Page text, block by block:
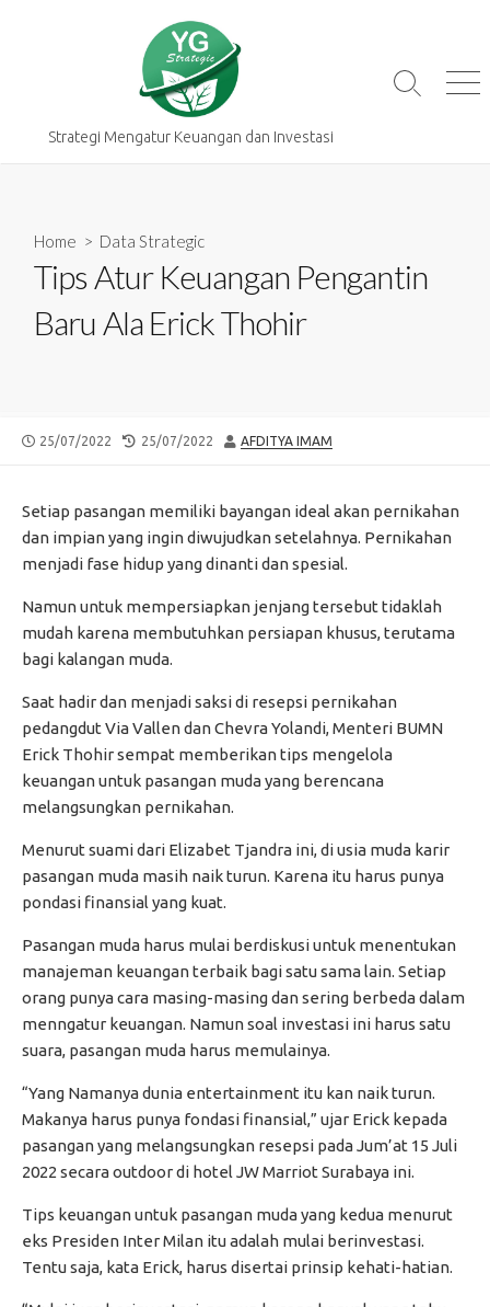
Strategi Mengatur Keuangan dan Investasi
Search
Home > Data Strategic
Tips Atur Keuangan Pengantin
Baru Ala Erick Thohir
PUBLISHED
25/07/2022
LAST
25/07/2022 AUTHOR
AFDITYA IMAM
Setiap pasangan memiliki bayangan ideal akan pernikahan
dan impian yang ingin diwujudkan setelahnya. Pernikahan
menjadi fase hidup yang dinanti dan spesial.
Namun untuk mempersiapkan jenjang tersebut tidaklah
mudah karena membutuhkan persiapan khusus, terutama
bagi kalangan muda.
Saat hadir dan menjadi saksi di resepsi pernikahan
pedangdut Via Vallen dan Chevra Yolandi, Menteri BUMN
Erick Thohir sempat memberikan tips mengelola
keuangan untuk pasangan muda yang berencana
melangsungkan pernikahan.
Menurut suami dari Elizabet Tjandra ini, di usia muda karir
pasangan muda masih naik turun. Karena itu harus punya
pondasi finansial yang kuat.
Pasangan muda harus mulai berdiskusi untuk menentukan
manajeman keuangan terbaik bagi satu sama lain. Setiap
orang punya cara masing-masing dan sering berbeda dalam
menngatur keuangan. Namun soal investasi ini harus satu
suara, pasangan muda harus memulainya.
“Yang Namanya dunia entertainment itu kan naik turun.
Makanya harus punya fondasi finansial,” ujar Erick kepada
pasangan yang melangsungkan resepsi pada Jum’at 15 Juli
2022 secara outdoor di hotel JW Marriot Surabaya ini.
Tips keuangan untuk pasangan muda yang kedua menurut
eks Presiden Inter Milan itu adalah mulai berinvestasi.
Tentu saja, kata Erick, harus disertai prinsip kehati-hatian.